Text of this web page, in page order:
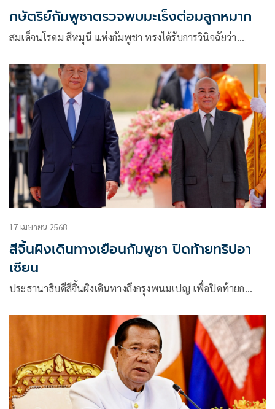
กษัตริย์กัมพูชาตรวจพบมะเร็งต่อมลูกหมาก
สมเด็จนโรดม สีหมุนี แห่งกัมพูชา ทรงได้รับการวินิจฉัยว่า…
17 เมษายน 2568
สีจิ้นผิงเดินทางเยือนกัมพูชา ปิดท้ายทริปอา
เซียน
ประธานาธิบดีสีจิ้นผิงเดินทางถึงกรุงพนมเปญ เพื่อปิดท้ายก…